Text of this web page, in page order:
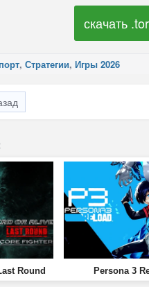
скачать
, Стратегии, Игры 2026
Round Persona 3